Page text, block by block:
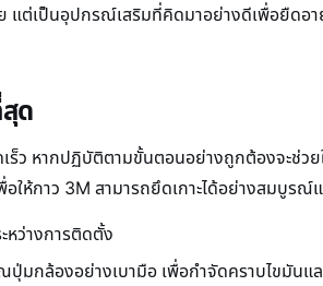
เป็นอุปกรณ์เสริมที่คิดมาอย่างดีเพื่อยืดอา
ด
หากปฏิบัติตามขั้นตอนอย่างถูกต้องจะช่ว
ห้กาว 3M สามารถยึดเกาะได้อย่างสมบูร
หว่างการติดตั้ง
ปุ่มกล้องอย่างเบามือ เพื่อกำจัดคราบไขมัน